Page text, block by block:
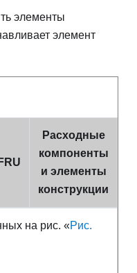
элементы
элемент
Расходные
компоненты
и элементы
конструкции
на рис. «Рис.